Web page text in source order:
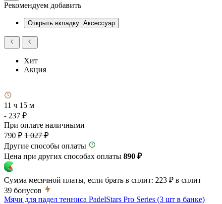
Рекомендуем добавить
Открыть вкладку Аксессуар
Хит
Акция
11 ч 15 м
- 237 ₽
При оплате наличными
790 ₽ 1 027 ₽
Другие способы оплаты
Цена при других способах оплаты 890 ₽
Сумма месячной платы, если брать в сплит: 223 ₽ в сплит
39 бонусов
Мячи для падел тенниса PadelStars Pro Series (3 шт в банке)